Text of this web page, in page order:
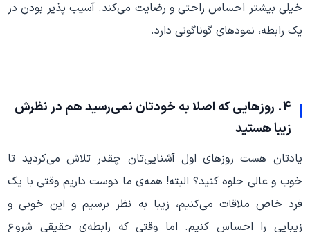
خیلی بیشتر احساس راحتی و رضایت می‌کند. آسیب پذیر بودن در
یک رابطه، نمودهای گوناگونی دارد.
۴. روزهایی که اصلا به خودتان نمی‌‌رسید هم در نظرش
زیبا هستید
یادتان هست روزهای اول آشنایی‌تان چقدر تلاش می‌کردید تا
خوب و عالی جلوه کنید؟ البته! همه‌ی ما دوست داریم وقتی با یک
فرد خاص ملاقات می‌کنیم، زیبا به نظر برسیم و این خوبی و
زیبایی را احساس کنیم. اما وقتی که رابطه‌ی حقیقی شروع